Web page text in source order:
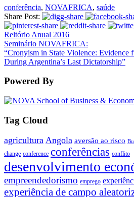
conferência, NOVAFRICA, saúde
Share Post:
Reltório Anual 2016
Seminário NOVAFRICA:
“Cronyism in State Violence: Evidence
During Argentina’s Last Dictatorship”
Powered By
Tag Cloud
agricultura Angola aversão ao risco
change conference conferências conflito
desenvolvimento
empreendedorismo emprego
experiência de campo